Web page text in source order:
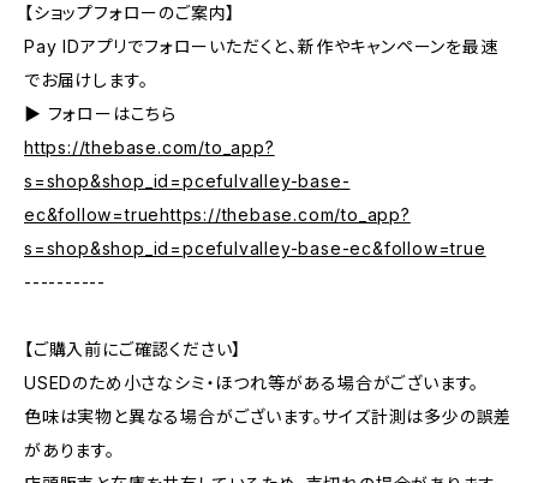
【ショップフォローのご案内】
Pay IDアプリでフォローいただくと、新作やキャンペーンを最速
でお届けします。
▶︎ フォローはこちら
https://thebase.com/to_app?
s=shop&shop_id=pcefulvalley-base-
ec&follow=truehttps://thebase.com/to_app?
s=shop&shop_id=pcefulvalley-base-ec&follow=true
----------
【ご購入前にご確認ください】
USEDのため小さなシミ・ほつれ等がある場合がございます。
色味は実物と異なる場合がございます。サイズ計測は多少の誤差
があります。